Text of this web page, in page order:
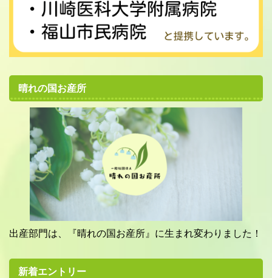
晴れの国お産所
出産部門は、『晴れの国お産所』に生まれ変わりました！
新着エントリー